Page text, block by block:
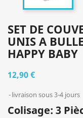
SET DE
UNIS A
HAPPY BABY
12,90 €
livraison sous 3-4 jours
Colisage: 3